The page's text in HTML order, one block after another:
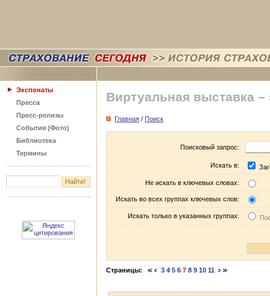
Экспонаты
Пресса
Пресс-релизы
События (Фото)
Библиотека
Термины
Виртуальная выставка –
Главная / Поиск
Поисковый запрос:
Искать в:
Не искать в ключевых словах:
Искать во всех группах ключевых слов:
Искать только в указанных группах:
Страницы: 3 4 5 6 7 8 9 10 11